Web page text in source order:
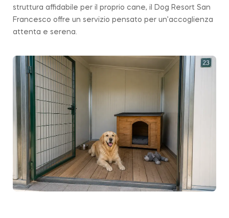
struttura affidabile per il proprio cane, il Dog Resort San
Francesco offre un servizio pensato per un’accoglienza
attenta e serena.